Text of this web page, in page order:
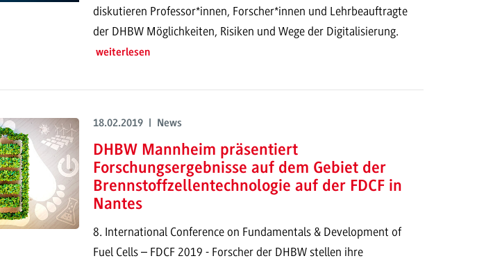
diskutieren Professor*innen, Forscher*innen und Lehrbeauftragte
der DHBW Möglichkeiten, Risiken und Wege der Digitalisierung.
weiterlesen
18.02.2019 | News
DHBW Mannheim präsentiert
Forschungsergebnisse auf dem Gebiet der
Brennstoffzellentechnologie auf der FDCF in
Nantes
8. International Conference on Fundamentals & Development of
Fuel Cells – FDCF 2019 - Forscher der DHBW stellen ihre